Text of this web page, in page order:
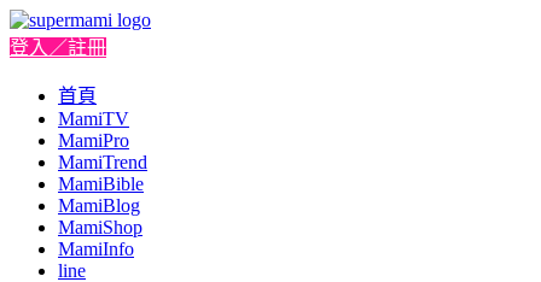
登入／註冊
首頁
MamiTV
MamiPro
MamiTrend
MamiBible
MamiBlog
MamiShop
MamiInfo
line